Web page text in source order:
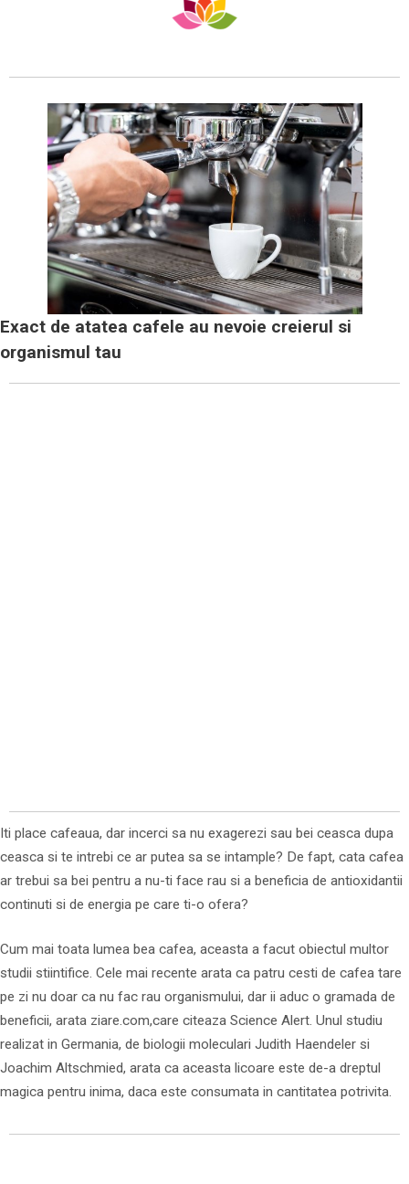
Exact de atatea cafele au nevoie creierul si
organismul tau
Iti place cafeaua, dar incerci sa nu exagerezi sau bei ceasca dupa
ceasca si te intrebi ce ar putea sa se intample? De fapt, cata cafea
ar trebui sa bei pentru a nu-ti face rau si a beneficia de antioxidantii
continuti si de energia pe care ti-o ofera?
Cum mai toata lumea bea cafea, aceasta a facut obiectul multor
studii stiintifice. Cele mai recente arata ca patru cesti de cafea tare
pe zi nu doar ca nu fac rau organismului, dar ii aduc o gramada de
beneficii, arata ziare.com,care citeaza Science Alert. Unul studiu
realizat in Germania, de biologii moleculari Judith Haendeler si
Joachim Altschmied, arata ca aceasta licoare este de-a dreptul
magica pentru inima, daca este consumata in cantitatea potrivita.